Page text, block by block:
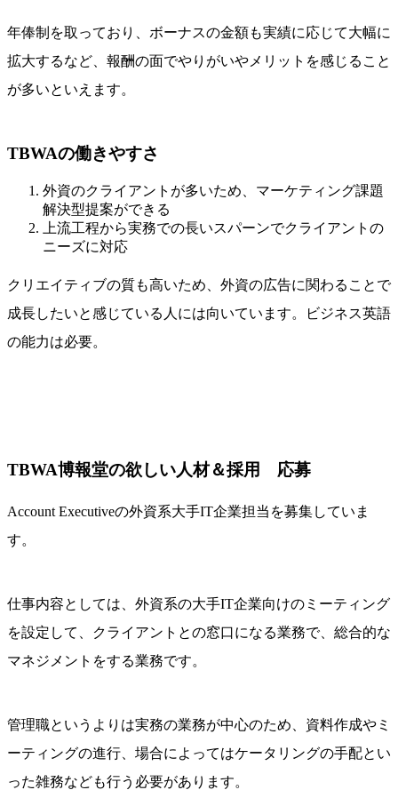
年俸制を取っており、ボーナスの金額も実績に応じて大幅に
拡大するなど、報酬の面でやりがいやメリットを感じること
が多いといえます。
TBWAの働きやすさ
外資のクライアントが多いため、マーケティング課題
解決型提案ができる
上流工程から実務での長いスパーンでクライアントの
ニーズに対応
クリエイティブの質も高いため、外資の広告に関わることで
成長したいと感じている人には向いています。ビジネス英語
の能力は必要。
TBWA博報堂の欲しい人材＆採用 応募
Account Executiveの外資系大手IT企業担当を募集していま
す。
仕事内容としては、外資系の大手IT企業向けのミーティング
を設定して、クライアントとの窓口になる業務で、総合的な
マネジメントをする業務です。
管理職というよりは実務の業務が中心のため、資料作成やミ
ーティングの進行、場合によってはケータリングの手配とい
った雑務なども行う必要があります。